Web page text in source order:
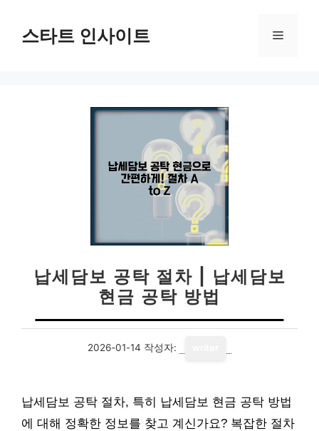
스타트 인사이트 메
납세담보 공탁 절차 | 납세담보
현금 공탁 방법
2026-01-14 작성자:
납세담보 공탁 절차, 특히 납세담보 현금 공탁 방법
에 대해 정확한 정보를 찾고 계신가요? 복잡한 절차